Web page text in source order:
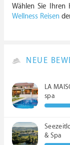
Wählen Sie Ihren
Wellness Reisen
NEUE
LA
spa
& Spa